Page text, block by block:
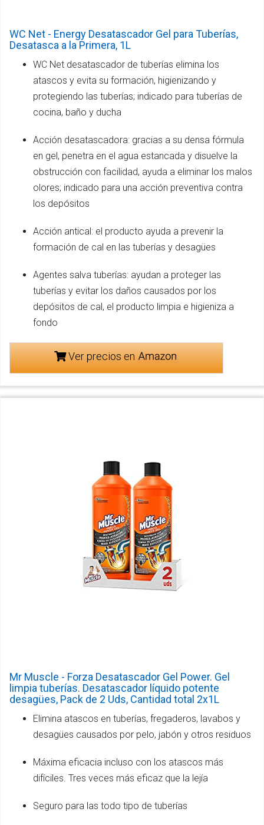
WC Net - Energy Desatascador Gel para Tuberías,
Desatasca a la Primera, 1L
WC Net desatascador de tuberías elimina los
atascos y evita su formación, higienizando y
protegiendo las tuberías; indicado para tuberías de
cocina, baño y ducha
Acción desatascadora: gracias a su densa fórmula
en gel, penetra en el agua estancada y disuelve la
obstrucción con facilidad, ayuda a eliminar los malos
olores; indicado para una acción preventiva contra
los depósitos
Acción antical: el producto ayuda a prevenir la
formación de cal en las tuberías y desagües
Agentes salva tuberías: ayudan a proteger las
tuberías y evitar los daños causados por los
depósitos de cal, el producto limpia e higieniza a
fondo
Ver precios en
Mr Muscle - Forza Desatascador Gel Power. Gel
limpia tuberías. Desatascador líquido potente
desagües, Pack de 2 Uds, Cantidad total 2x1L
Elimina atascos en tuberías, fregaderos, lavabos y
desagües causados por pelo, jabón y otros residuos
Máxima eficacia incluso con los atascos más
difíciles. Tres veces más eficaz que la lejía
Seguro para las todo tipo de tuberías